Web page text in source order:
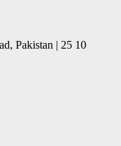
Pakistan | 25 10